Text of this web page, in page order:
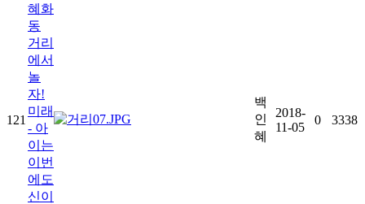
121
혜화
동
거리
에서
놀
자!
미래
- 아
이는
이번
에도
신이
백
인
혜
2018-
11-05
0 3338